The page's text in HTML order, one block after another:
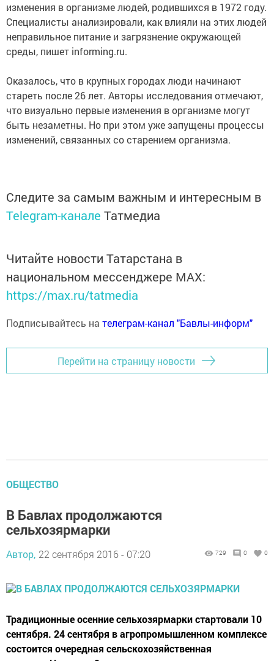
изменения в организме людей, родившихся в 1972 году.
Специалисты анализировали, как влияли на этих людей
неправильное питание и загрязнение окружающей
среды, пишет informing.ru.
Оказалось, что в крупных городах люди начинают
стареть после 26 лет. Авторы исследования отмечают,
что визуально первые изменения в организме могут
быть незаметны. Но при этом уже запущены процессы
изменений, связанных со старением организма.
Следите за самым важным и интересным в
Telegram-канале Татмедиа
Читайте новости Татарстана в
национальном мессенджере MАХ:
https://max.ru/tatmedia
Подписывайтесь на телеграм-канал "Бавлы-информ"
Перейти на страницу новости
ОБЩЕСТВО
В Бавлах продолжаются
сельхозярмарки
Автор, 22 сентября 2016 - 07:20 729 0 0
Традиционные осенние сельхозярмарки стартовали 10
сентября. 24 сентября в агропромышленном комплексе
состоится очередная сельскохозяйственная